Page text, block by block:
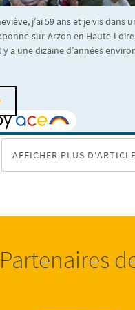
j’ai 59 ans et je vis dans
sur-Arzon en Haute-
y a une dizaine d’années
AFFICHER PLUS